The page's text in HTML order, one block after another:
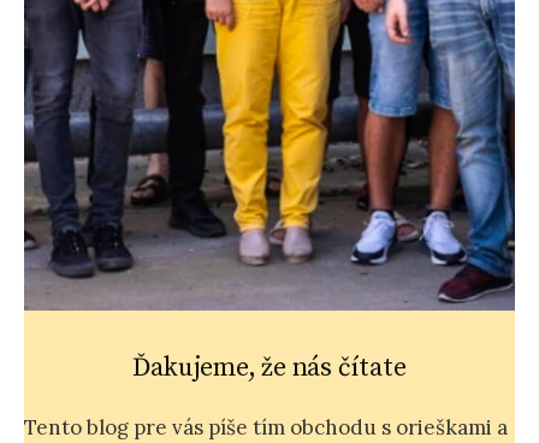
Ďakujeme, že nás čítate
Tento blog pre vás píše tím obchodu s orieškami a